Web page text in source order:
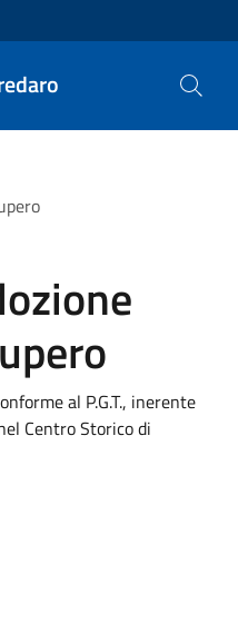
al P.G.T., inerente
Centro Storico di